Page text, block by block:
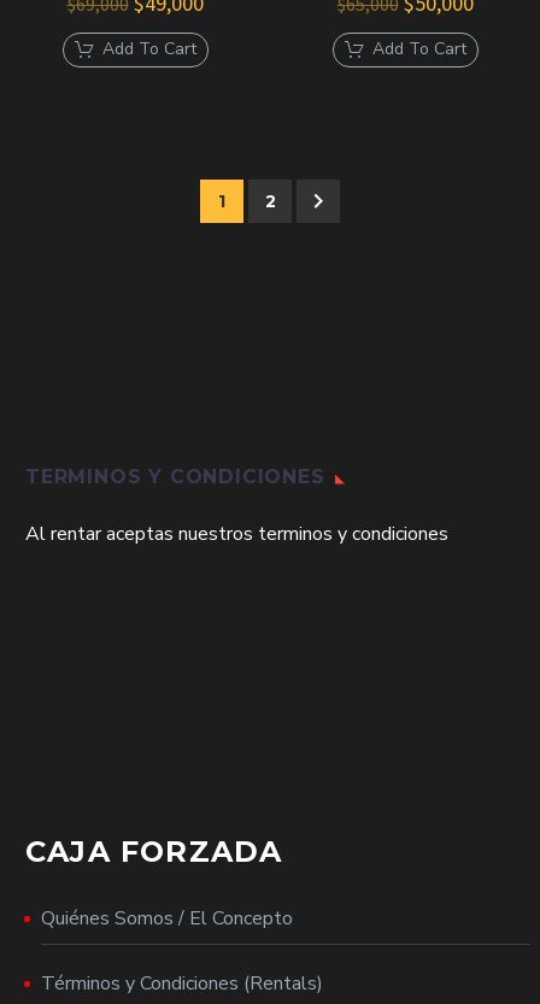
pueden
elegir
en
la
precio
original
era:
actual
es:
Add To Cart
precio
original
era:
actual
es:
Add To Cart
1 2
TERMINOS Y CONDICIONES
Al rentar aceptas nuestros terminos y condiciones
CAJA FORZADA
Quiénes Somos / El Concepto
Términos y Condiciones (Rentals)